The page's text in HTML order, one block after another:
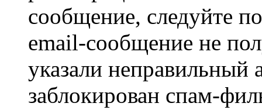
сообщение, следуйте
email-сообщение не
указали неправильный
заблокирован спам-